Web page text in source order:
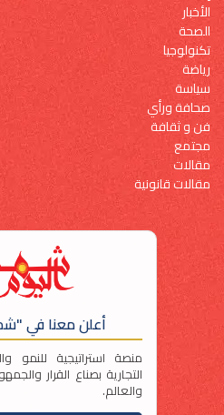
الأخبار
الصحة
تكنولوجيا
رياضة
سياسة
صحافة ورأي
فن و ثقافة
مجتمع
مقالات
مقالات قانونية
أعلن معنا في
منصة استراتيجية للنمو
التجارية بصناع القرار
والعالم.